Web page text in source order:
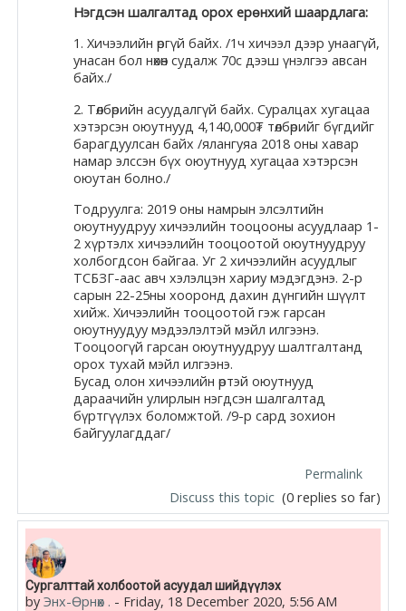
Нэгдсэн шалгалтад орох ерөнхий шаардлага:
1. Хичээлийн өргүй байх. /1ч хичээл дээр унаагүй,
унасан бол нөхөн судалж 70с дээш үнэлгээ авсан
байх./
2. Төлбөрийн асуудалгүй байх. Суралцах хугацаа
хэтэрсэн оюутнууд 4,140,000₮ төлбөрийг бүгдийг
барагдуулсан байх /ялангуяа 2018 оны хавар
намар элссэн бүх оюутнууд хугацаа хэтэрсэн
оюутан болно./
Тодруулга: 2019 оны намрын элсэлтийн
оюутнуудруу хичээлийн тооцооны асуудлаар 1-
2 хүртэлх хичээлийн тооцоотой оюутнуудруу
холбогдсон байгаа. Уг 2 хичээлийн асуудлыг
ТСБЗГ-аас авч хэлэлцэн хариу мэдэгдэнэ. 2-р
сарын 22-25ны хооронд дахин дүнгийн шүүлт
хийж. Хичээлийн тооцоотой гэж гарсан
оюутнуудуу мэдээлэлтэй мэйл илгээнэ.
Тооцоогүй гарсан оюутнуудруу шалтгалтанд
орох тухай мэйл илгээнэ.
Бусад олон хичээлийн өртэй оюутнууд
дараачийн улирлын нэгдсэн шалгалтад
бүртгүүлэх боломжтой. /9-р сард зохион
байгуулагддаг/
Permalink
Discuss this topic (0 replies so far)
Сургалттай холбоотой асуудал шийдүүлэх
byЭнх-Өрнөх . - Friday, 18 December 2020, 5:56 AM